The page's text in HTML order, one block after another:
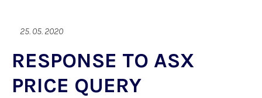
25. 05. 2020
RESPONSE TO ASX
PRICE QUERY